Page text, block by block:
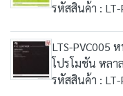
รหัสสินค้า : LT-
LTS-PVC005
โปรโมชัน หลา
รหัสสินค้า : LT-